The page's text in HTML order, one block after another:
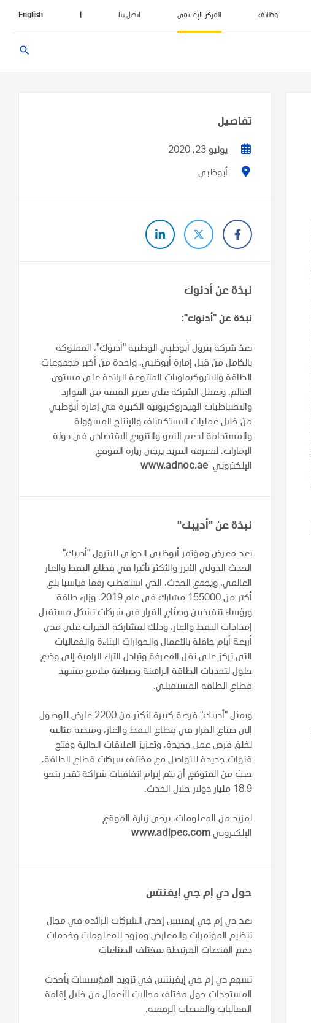
وظائف المركز الإعلامي اتصل بنا English
search
تفاصيل
يوليو 23, 2020
أبوظبي
نبذة عن أدنوك
نبذة عن "أدنوك":
تعدّ شركة بترول أبوظبي الوطنية "أدنوك"، المملوكة
بالكامل من قبل إمارة أبوظبي، واحدة من أكبر مجموعات
الطاقة والبتروكيماويات المتنوعة الرائدة على مستوى
العالم. وتعمل الشركة على تعزيز القيمة من الموارد
والاحتياطيات الهيدروكربونية الكبيرة في إمارة أبوظبي
من خلال عمليات الاستكشاف والإنتاج المسؤولة
والمستدامة لدعم النمو والتنويع الاقتصادي في دولة
الإمارات. لمعرفة المزيد يرجى زيارة الموقع
الإلكتروني www.adnoc.ae
نبذة عن "أديبك"
يعد معرض ومؤتمر أبوظبي الدولي للبترول "أديبك"
الحدث الدولي الأبرز والأكثر تأثيرا في قطاع النفط والغاز
العالمي. ويجمع الحدث، الذي استقطب رقماً قياسياً بلغ
أكثر من 155000 مشارك في عام 2019، وزارء طاقة
ورؤساء تنفيذيين وصنّاع القرار في شركات تشكل مستقبل
إمدادات النفط والغاز، وذلك لمشاركة الخبرات على مدى
أربعة أيام حافلة بالأعمال والحوارات البناءة والفعاليات
التي تركز على نقل المعرفة وتبادل الآراء الرامية إلى وضع
حلول لتحديات الطاقة الراهنة وصياغة ملامح مشهد
قطاع الطاقة المستقبلي.
ويمثل "أديبك" فرصة كبيرة لأكثر من 2200 عارض للوصول
إلى صناع القرار في قطاع النفط والغاز، ومنصة مثالية
لخلق فرص عمل جديدة، وتعزيز العلاقات الحالية وفتح
قنوات جديدة للتواصل مع مختلف شركات قطاع الطاقة،
حيث من المتوقع أن يتم إبرام اتفاقيات شراكة تقدر بنحو
18.9 مليار دولار خلال الحدث.
لمزيد من المعلومات، يرجى زيارة الموقع
الإلكتروني www.adipec.com
حول دي إم جي إيفنتس
تعد دي إم جي إيفنتس إحدى الشركات الرائدة في مجال
تنظيم المؤتمرات والمعارض ومزود للمعلومات وخدمات
دعم المنصات المرتبطة بمختلف الصناعات
تسهم دي إم جي إيفينتس في تزويد المؤسسات بأحدث
المستجدات حول مختلف مجالات الأعمال من خلال إقامة
الفعاليات والمنصات الرقمية.